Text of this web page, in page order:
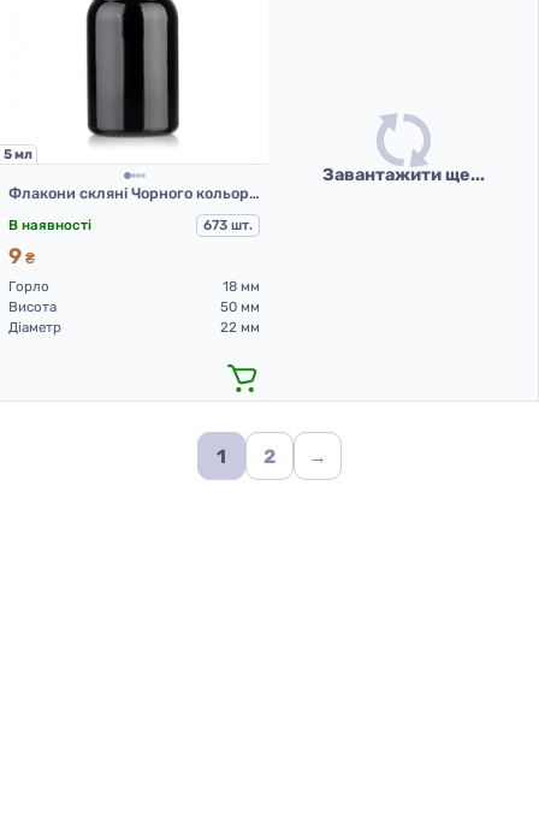
5 мл
Флакони скляні Чорного кольору з гвинтовою горловиною 5 мл, DIN 18, для Л-П ( скляний флакон 5 мл )
В наявності 673 шт.
9 ₴
Горло
18 мм
Висота
50 мм
Діаметр
22 мм
Завантажити ще...
1 2 →